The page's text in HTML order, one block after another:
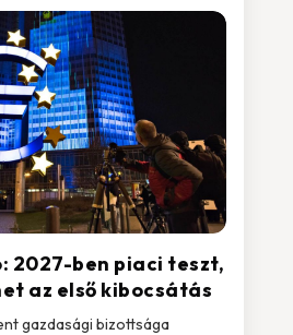
2027-ben piaci teszt,
az első kibocsátás
gazdasági bizottsága